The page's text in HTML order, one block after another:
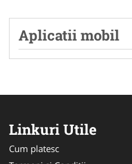
Aplicatii mobil
Linkuri Utile
Cum platesc